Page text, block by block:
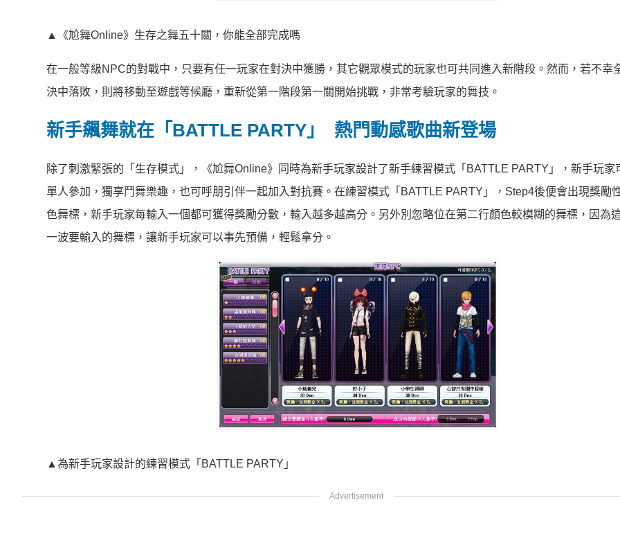
▲《尬舞Online》生存之舞五十關，你能全部完成嗎
在一般等級NPC的對戰中，只要有任一玩家在對決中獲勝，其它觀眾模式的玩家也可共同進入新階段。然而，若不幸
決中落敗，則將移動至遊戲等候廳，重新從第一階段第一關開始挑戰，非常考驗玩家的舞技。
新手飆舞就在「BATTLE PARTY」 熱門動感歌曲新登場
除了刺激緊張的「生存模式」，《尬舞Online》同時為新手玩家設計了新手練習模式「BATTLE PARTY」，新手玩家
單人參加，獨享鬥舞樂趣，也可呼朋引伴一起加入對抗賽。在練習模式「BATTLE PARTY」，Step4後便會出現獎勵
色舞標，新手玩家每輸入一個都可獲得獎勵分數，輸入越多越高分。另外別忽略位在第二行顏色較模糊的舞標，因為
一波要輸入的舞標，讓新手玩家可以事先預備，輕鬆拿分。
▲為新手玩家設計的練習模式「BATTLE PARTY」